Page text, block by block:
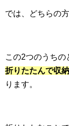
では、どちらの
この2つのうちの
折りたたんで収
ります。